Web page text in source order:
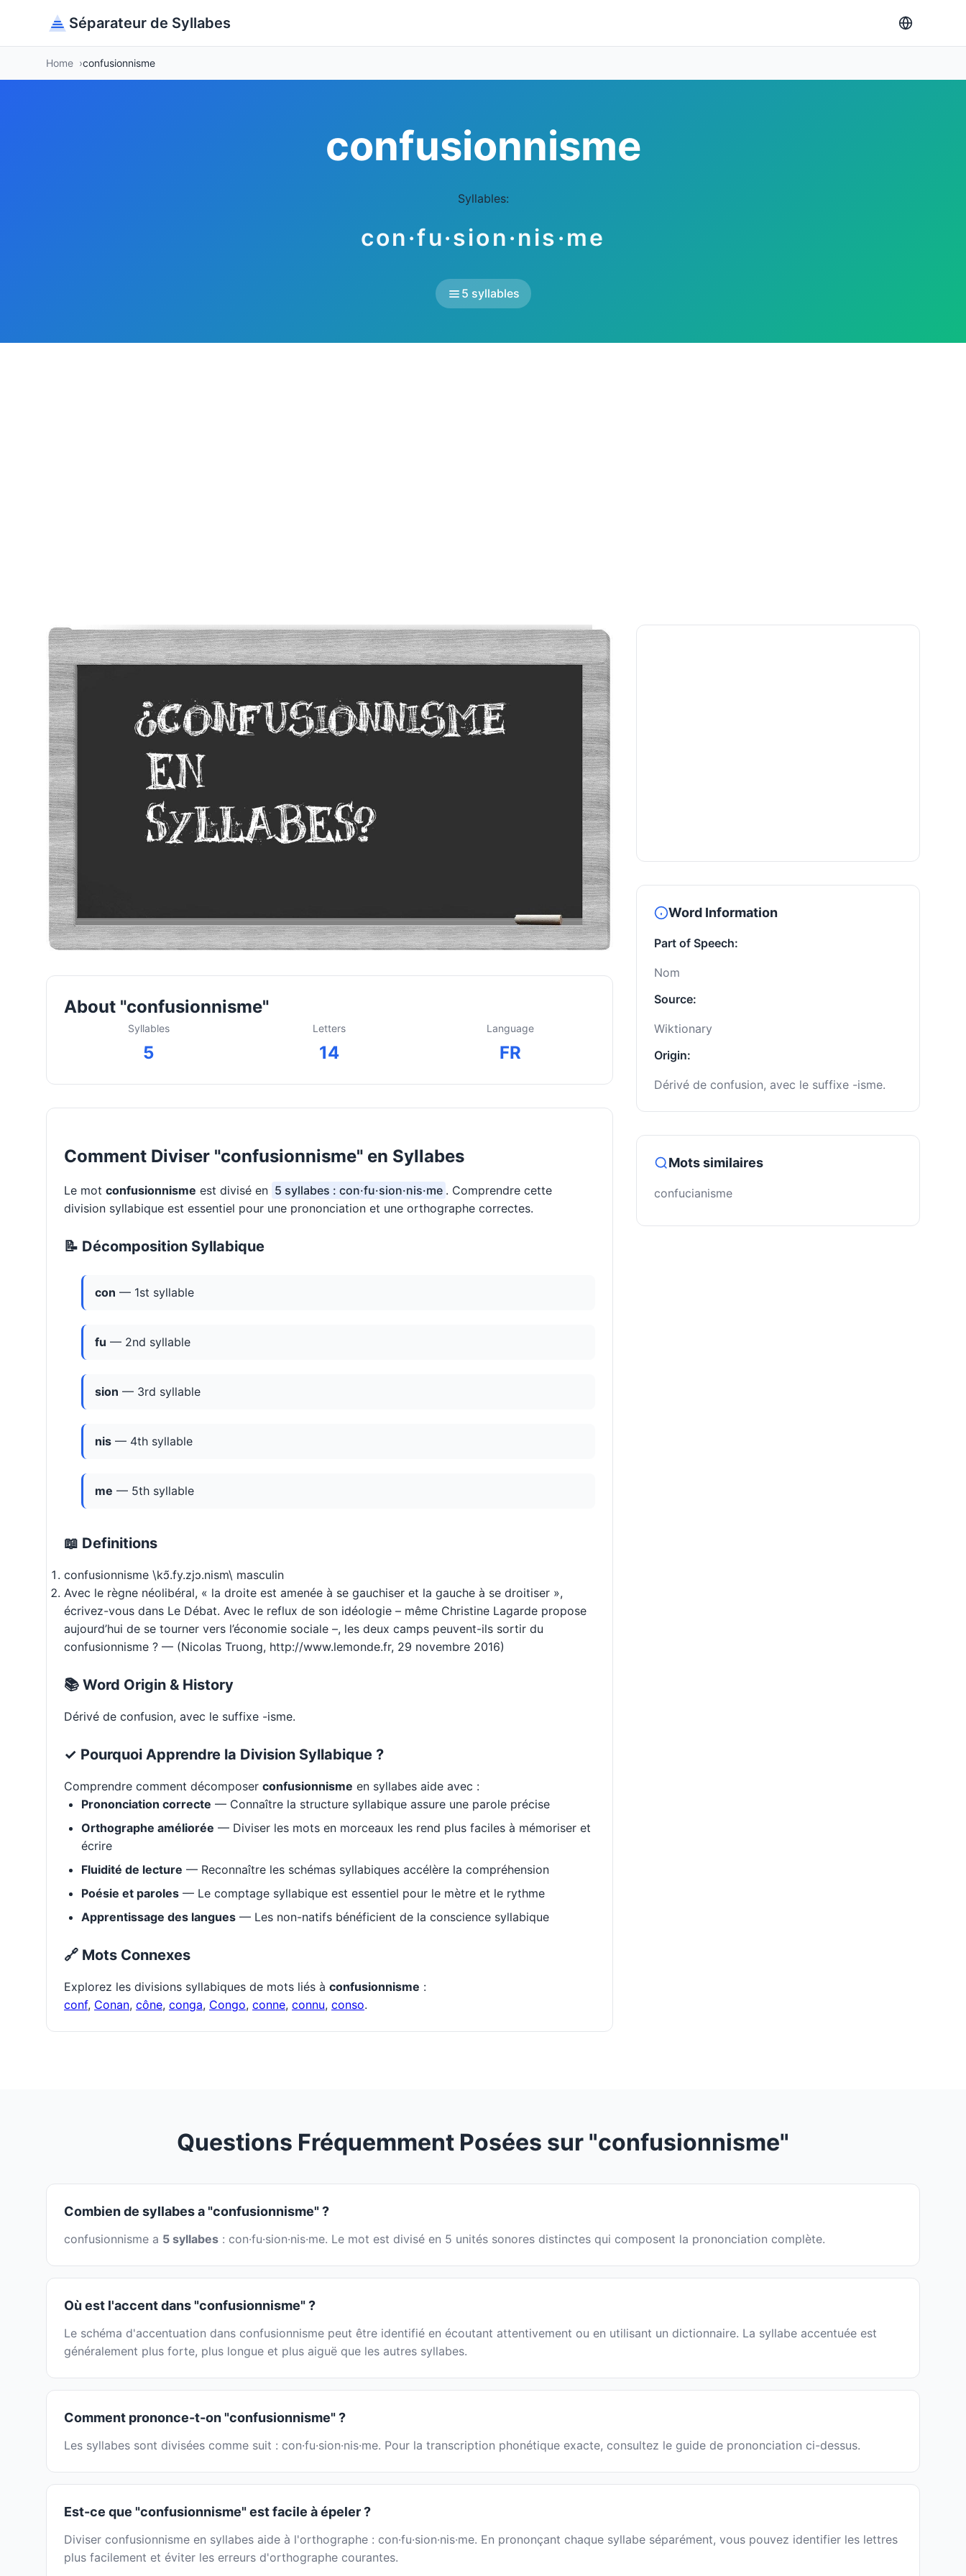
Séparateur de Syllabes
Home confusionnisme
confusionnisme
Syllables:
con·fu·sion·nis·me
5 syllables
About "confusionnisme"
Syllables
5
Letters
14
Language
FR
Comment Diviser "confusionnisme" en Syllabes
Le mot confusionnisme est divisé en 5 syllabes : con·fu·sion·nis·me . Comprendre cette
division syllabique est essentiel pour une prononciation et une orthographe correctes.
📝 Décomposition Syllabique
con — 1st syllable
fu — 2nd syllable
sion — 3rd syllable
nis — 4th syllable
me — 5th syllable
📖 Definitions
confusionnisme \kɔ̃.fy.zjɔ.nism\ masculin
Avec le règne néolibéral, « la droite est amenée à se gauchiser et la gauche à se droitiser »,
écrivez-vous dans Le Débat. Avec le reflux de son idéologie – même Christine Lagarde propose
aujourd’hui de se tourner vers l’économie sociale –, les deux camps peuvent-ils sortir du
confusionnisme ? — (Nicolas Truong, http://www.lemonde.fr, 29 novembre 2016)
📚 Word Origin & History
Dérivé de confusion, avec le suffixe -isme.
✓ Pourquoi Apprendre la Division Syllabique ?
Comprendre comment décomposer confusionnisme en syllabes aide avec :
Prononciation correcte — Connaître la structure syllabique assure une parole précise
Orthographe améliorée — Diviser les mots en morceaux les rend plus faciles à mémoriser et
écrire
Fluidité de lecture — Reconnaître les schémas syllabiques accélère la compréhension
Poésie et paroles — Le comptage syllabique est essentiel pour le mètre et le rythme
Apprentissage des langues — Les non-natifs bénéficient de la conscience syllabique
🔗 Mots Connexes
Explorez les divisions syllabiques de mots liés à confusionnisme :
conf, Conan, cône, conga, Congo, conne, connu, conso.
Word Information
Part of Speech:
Nom
Source:
Wiktionary
Origin:
Dérivé de confusion, avec le suffixe -isme.
Mots similaires
confucianisme
Questions Fréquemment Posées sur "confusionnisme"
Combien de syllabes a "confusionnisme" ?
confusionnisme a 5 syllabes : con·fu·sion·nis·me. Le mot est divisé en 5 unités sonores distinctes qui composent la prononciation complète.
Où est l'accent dans "confusionnisme" ?
Le schéma d'accentuation dans confusionnisme peut être identifié en écoutant attentivement ou en utilisant un dictionnaire. La syllabe accentuée est
généralement plus forte, plus longue et plus aiguë que les autres syllabes.
Comment prononce-t-on "confusionnisme" ?
Les syllabes sont divisées comme suit : con·fu·sion·nis·me. Pour la transcription phonétique exacte, consultez le guide de prononciation ci-dessus.
Est-ce que "confusionnisme" est facile à épeler ?
Diviser confusionnisme en syllabes aide à l'orthographe : con·fu·sion·nis·me. En prononçant chaque syllabe séparément, vous pouvez identifier les lettres
plus facilement et éviter les erreurs d'orthographe courantes.